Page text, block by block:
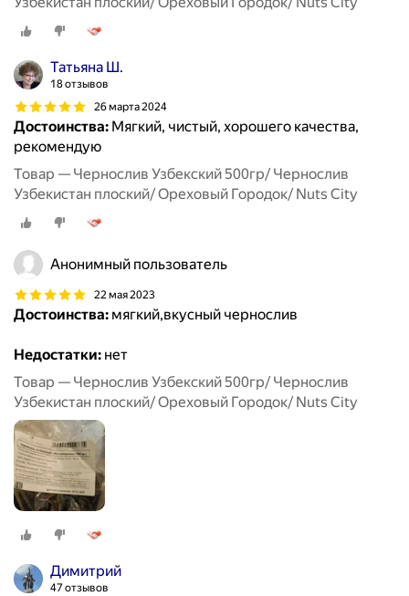
Татьяна Ш.
18 отзывов
26 марта 2024
Достоинства: Мягкий, чистый, хорошего качества,
рекомендую
Товар — Чернослив Узбекский 500гр/ Чернослив
Узбекистан плоский/ Ореховый Городок/ Nuts City
Анонимный пользователь
22 мая 2023
Достоинства: мягкий,вкусный чернослив
Недостатки: нет
Товар — Чернослив Узбекский 500гр/ Чернослив
Узбекистан плоский/ Ореховый Городок/ Nuts City
Димитрий
47 отзывов